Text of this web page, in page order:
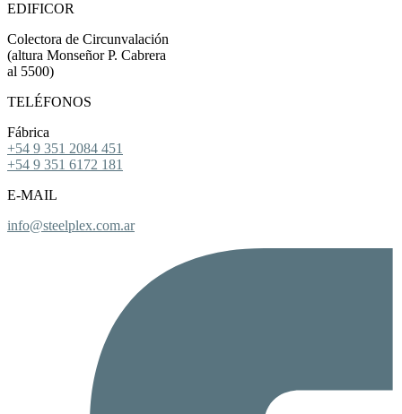
EDIFICOR
Colectora de Circunvalación
(altura Monseñor P. Cabrera
al 5500)
TELÉFONOS
Fábrica
+54 9 351 2084 451
+54 9 351 6172 181
E-MAIL
info@steelplex.com.ar